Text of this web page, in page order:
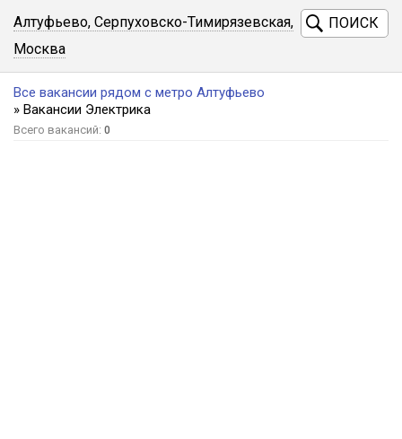
Алтуфьево, Серпуховско-Тимирязевская,
Москва
ПОИСК
Все вакансии рядом с метро Алтуфьево
» Вакансии Электрика
Всего вакансий: 0